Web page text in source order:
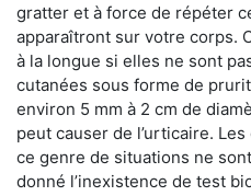
gratter et à force de répéter
apparaîtront sur votre corps.
à la longue si elles ne sont
cutanées sous forme de
environ 5 mm à 2 cm de
peut causer de l’urticaire.
ce genre de situations ne
donné l’inexistence de test